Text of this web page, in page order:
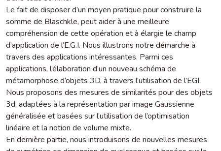
Le fait de disposer d’un moyen pratique pour construire la
somme de Blaschkle, peut aider à une meilleure
compréhension de cette opération et à élargie le champ
d’application de l’E.G.I. Nous illustrons notre démarche à
travers des applications intéressantes. Parmi ces
applications, l’élaboration d’un nouveau schéma de
métamorphose d’objets 3D, à travers l’utilisation de l’EGI.
Nous proposons des mesures de similarités pour des objets
3d, adaptées à la représentation par image Gaussienne
généralisée et basées sur l’utilisation de l’optimisation
linéaire et la notion de volume mixte.
En dernière partie, nous introduisons de nouvelles mesures